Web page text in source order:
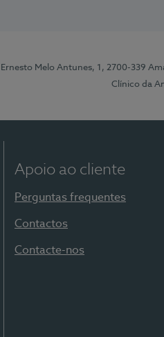
Ernesto Melo Antunes, 1, 2700-339
Clínico da
Apoio ao cliente
Perguntas frequentes
Contactos
Contacte-nos